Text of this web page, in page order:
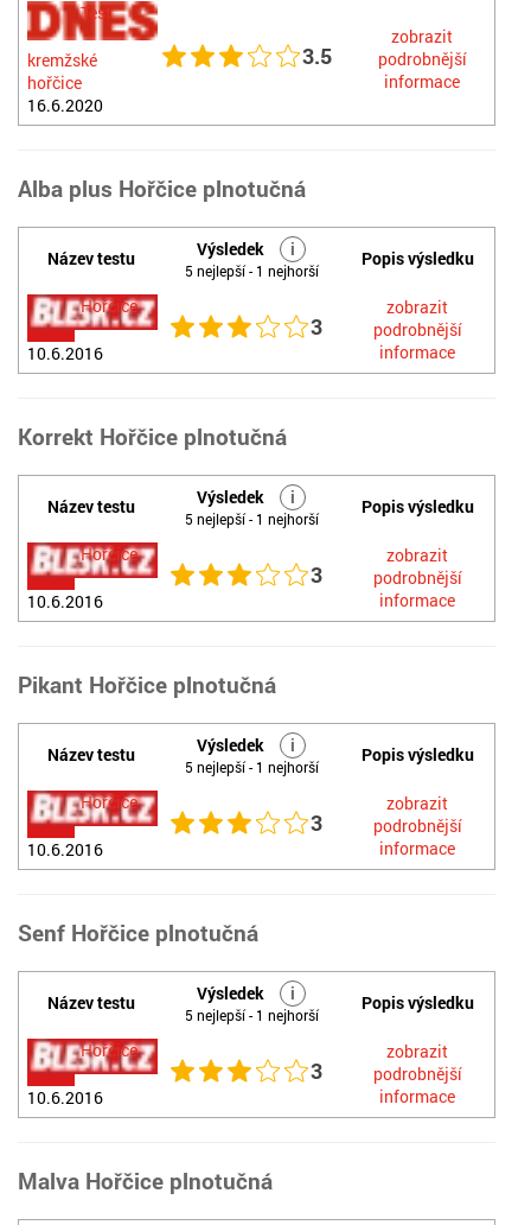
Test
kremžské
hořčice
16.6.2020
3.5
zobrazit
podrobnější
informace
Alba plus Hořčice plnotučná
Název testu Výsledek i
5 nejlepší - 1 nejhorší
Popis výsledku
Hořčice
10.6.2016
3
zobrazit
podrobnější
informace
Korrekt Hořčice plnotučná
Název testu Výsledek i
5 nejlepší - 1 nejhorší
Popis výsledku
Hořčice
10.6.2016
3
zobrazit
podrobnější
informace
Pikant Hořčice plnotučná
Název testu Výsledek i
5 nejlepší - 1 nejhorší
Popis výsledku
Hořčice
10.6.2016
3
zobrazit
podrobnější
informace
Senf Hořčice plnotučná
Název testu Výsledek i
5 nejlepší - 1 nejhorší
Popis výsledku
Hořčice
10.6.2016
3
zobrazit
podrobnější
informace
Malva Hořčice plnotučná